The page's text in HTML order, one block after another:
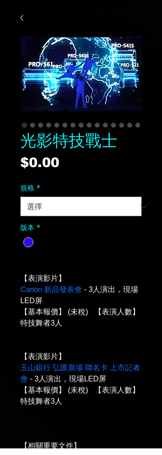
光影特技戰士
$0.00價
規格 *
版本 *
【表演影片】
Canon 新品發表會 - 3人演出，現場
LED屏
【基本報價】 (未稅)   【表演人數】
特技舞者3人
【表演影片】
玉山銀行 弘匯廣場 聯名卡 上市記者
會 - 3人演出，現場LED屏
【基本報價】 (未稅)   【表演人數】
特技舞者3人
【相關重要文件】